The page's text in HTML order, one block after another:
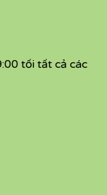
tối tất cả các